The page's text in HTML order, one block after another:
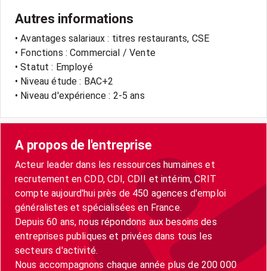
Autres informations
• Avantages salariaux : titres restaurants, CSE
• Fonctions : Commercial / Vente
• Statut : Employé
• Niveau étude : BAC+2
• Niveau d'expérience : 2-5 ans
A propos de l'entreprise
Acteur leader dans les ressources humaines et
recrutement en CDD, CDI, CDII et intérim, CRIT
compte aujourd'hui près de 450 agences d'emploi
généralistes et spécialisées en France.
Depuis 60 ans, nous répondons aux besoins des
entreprises publiques et privées dans tous les
secteurs d'activité.
Nous accompagnons chaque année plus de 200 000